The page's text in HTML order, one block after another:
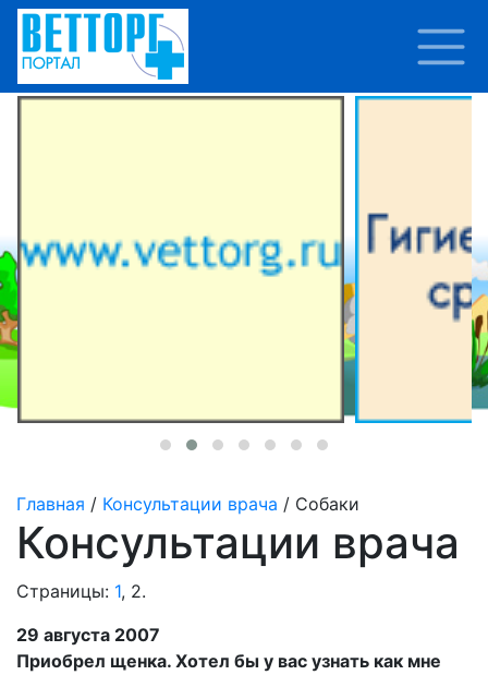
Главная / Консультации врача / Собаки
Консультации врача
Страницы: 1, 2.
29 августа 2007
Приобрел щенка. Хотел бы у вас узнать как мне